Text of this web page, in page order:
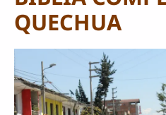
QUECHUA